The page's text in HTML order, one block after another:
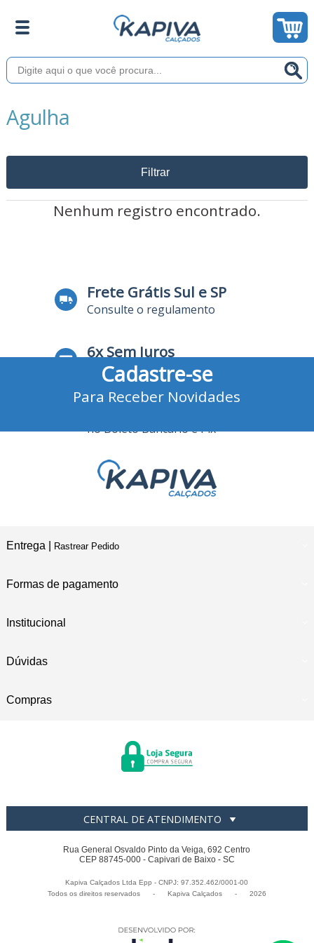
Agulha
Filtrar
Nenhum registro encontrado.
Frete Grátis Sul e SP
Consulte o regulamento
6x Sem Juros
no Cartão de Crédito
no Boleto Bancário e Pix
Cadastre-se
Para Receber Novidades
Entrega | Rastrear Pedido
Formas de pagamento
Institucional
Dúvidas
Compras
CENTRAL DE ATENDIMENTO
Rua General Osvaldo Pinto da Veiga, 692 Centro
CEP 88745-000 - Capivari de Baixo - SC
Kapiva Calçados Ltda Epp - CNPJ: 97.352.462/0001-00
Todos os direitos reservados
- Kapiva Calçados - 2026